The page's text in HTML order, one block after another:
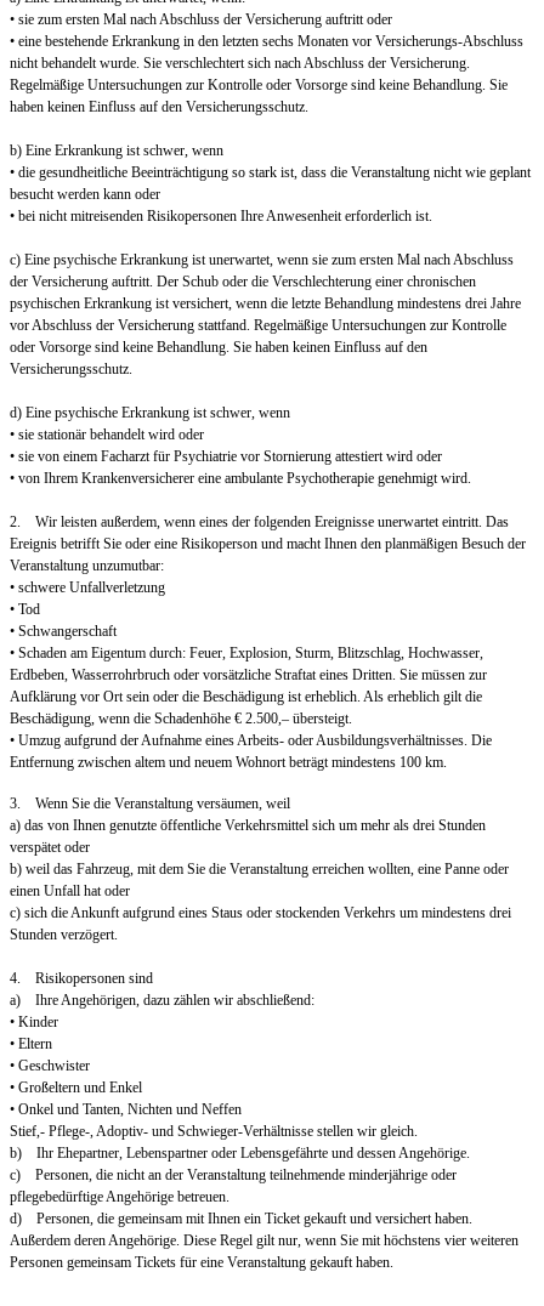
• sie zum ersten Mal nach Abschluss der Versicherung auftritt oder
• eine bestehende Erkrankung in den letzten sechs Monaten vor Versicherungs-Abschluss
nicht behandelt wurde. Sie verschlechtert sich nach Abschluss der Versicherung.
Regelmäßige Untersuchungen zur Kontrolle oder Vorsorge sind keine Behandlung. Sie
haben keinen Einfluss auf den Versicherungsschutz.
b) Eine Erkrankung ist schwer, wenn
• die gesundheitliche Beeinträchtigung so stark ist, dass die Veranstaltung nicht wie geplant
besucht werden kann oder
• bei nicht mitreisenden Risikopersonen Ihre Anwesenheit erforderlich ist.
c) Eine psychische Erkrankung ist unerwartet, wenn sie zum ersten Mal nach Abschluss
der Versicherung auftritt. Der Schub oder die Verschlechterung einer chronischen
psychischen Erkrankung ist versichert, wenn die letzte Behandlung mindestens drei Jahre
vor Abschluss der Versicherung stattfand. Regelmäßige Untersuchungen zur Kontrolle
oder Vorsorge sind keine Behandlung. Sie haben keinen Einfluss auf den
Versicherungsschutz.
d) Eine psychische Erkrankung ist schwer, wenn
• sie stationär behandelt wird oder
• sie von einem Facharzt für Psychiatrie vor Stornierung attestiert wird oder
• von Ihrem Krankenversicherer eine ambulante Psychotherapie genehmigt wird.
2. Wir leisten außerdem, wenn eines der folgenden Ereignisse unerwartet eintritt. Das
Ereignis betrifft Sie oder eine Risikoperson und macht Ihnen den planmäßigen Besuch der
Veranstaltung unzumutbar:
• schwere Unfallverletzung
• Tod
• Schwangerschaft
• Schaden am Eigentum durch: Feuer, Explosion, Sturm, Blitzschlag, Hochwasser,
Erdbeben, Wasserrohrbruch oder vorsätzliche Straftat eines Dritten. Sie müssen zur
Aufklärung vor Ort sein oder die Beschädigung ist erheblich. Als erheblich gilt die
Beschädigung, wenn die Schadenhöhe € 2.500,– übersteigt.
• Umzug aufgrund der Aufnahme eines Arbeits- oder Ausbildungsverhältnisses. Die
Entfernung zwischen altem und neuem Wohnort beträgt mindestens 100 km.
3. Wenn Sie die Veranstaltung versäumen, weil
a) das von Ihnen genutzte öffentliche Verkehrsmittel sich um mehr als drei Stunden
verspätet oder
b) weil das Fahrzeug, mit dem Sie die Veranstaltung erreichen wollten, eine Panne oder
einen Unfall hat oder
c) sich die Ankunft aufgrund eines Staus oder stockenden Verkehrs um mindestens drei
Stunden verzögert.
4. Risikopersonen sind
a) Ihre Angehörigen, dazu zählen wir abschließend:
• Kinder
• Eltern
• Geschwister
• Großeltern und Enkel
• Onkel und Tanten, Nichten und Neffen
Stief,- Pflege-, Adoptiv- und Schwieger-Verhältnisse stellen wir gleich.
b) Ihr Ehepartner, Lebenspartner oder Lebensgefährte und dessen Angehörige.
c) Personen, die nicht an der Veranstaltung teilnehmende minderjährige oder
pflegebedürftige Angehörige betreuen.
d) Personen, die gemeinsam mit Ihnen ein Ticket gekauft und versichert haben.
Außerdem deren Angehörige. Diese Regel gilt nur, wenn Sie mit höchstens vier weiteren
Personen gemeinsam Tickets für eine Veranstaltung gekauft haben.